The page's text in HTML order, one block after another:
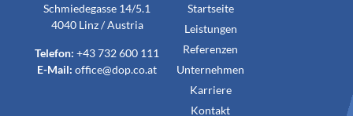
Schmiedegasse 14/5.1
4040 Linz / Austria
Telefon: +43 732 600 111
E-Mail: office@dop.co.at
Startseite
Leistungen
Referenzen
Unternehmen
Karriere
Kontakt